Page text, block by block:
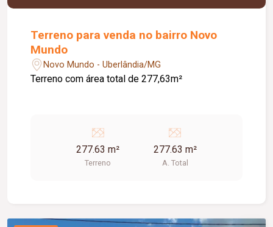
Terreno para venda no bairro Novo
Mundo
Novo Mundo - Uberlândia/MG
Terreno com área total de 277,63m²
277.63 m²
Terreno
277.63 m²
A. Total